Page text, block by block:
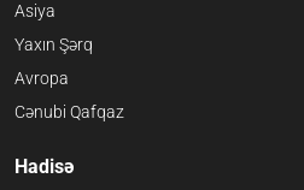
Asiya
Yaxın Şərq
Avropa
Cənubi Qafqaz
Hadisə